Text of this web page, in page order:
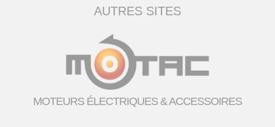
AUTRES SITES
MOTEURS ÉLECTRIQUES & ACCESSOIRES